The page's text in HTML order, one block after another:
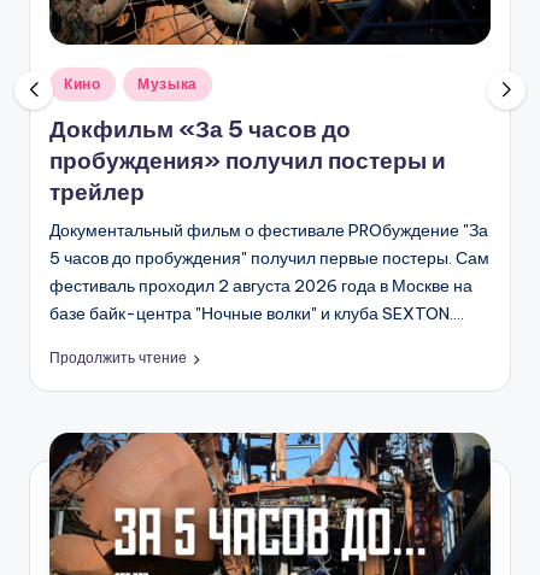
С
К
В
Ы
Опубликовано
Кино Музыка
Докфильм «За 5 часов до
пробуждения» получил постеры и
трейлер
Документальный фильм о фестивале PROбуждение "За
5 часов до пробуждения" получил первые постеры. Сам
фестиваль проходил 2 августа 2026 года в Москве на
базе байк-центра "Ночные волки" и клуба SEXTON.…
Продолжить чтение